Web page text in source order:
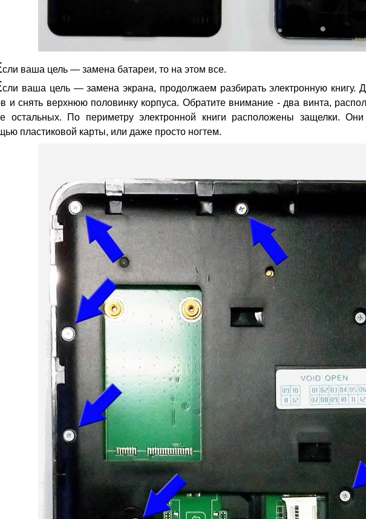
сли ваша цель — замена батареи, то на этом все.
сли ваша цель — замена экрана, продолжаем разбирать электронную книгу.
и снять верхнюю половинку корпуса. Обратите внимание - два винта,
остальных. По периметру электронной книги расположены защелки.
пластиковой карты, или даже просто ногтем.